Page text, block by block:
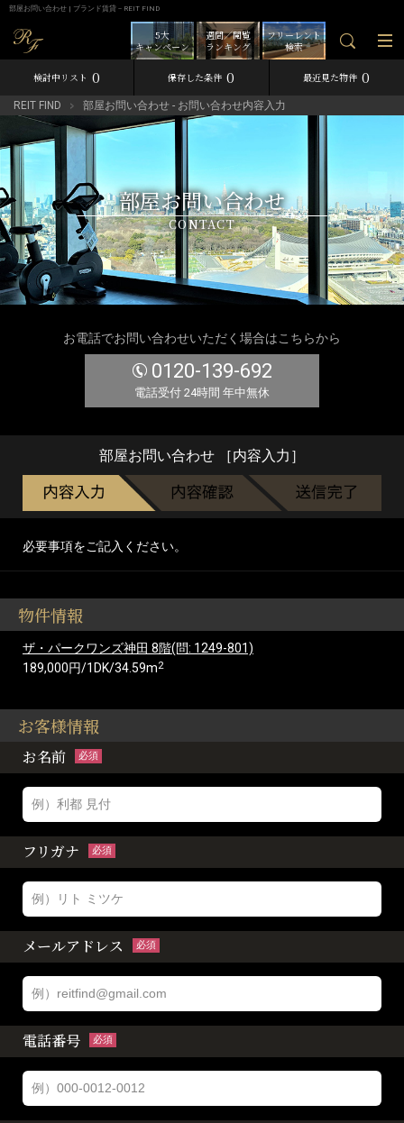
部屋お問い合わせ | ブランド賃貸－REIT FIND
フリーレント
検索
週間／閲覧
ランキング
5大
キャンペーン
検討中リスト 0 保存した条件 0 最近見た物件 0
REIT FIND 部屋お問い合わせ - お問い合わせ内容入力
部屋お問い合わせ
CONTACT
お電話でお問い合わせいただく場合はこちらから
0120-139-692
電話受付 24時間 年中無休
部屋お問い合わせ ［内容入力］
必要事項をご記入ください。
物件情報
ザ・パークワンズ神田 8階(問: 1249-801)
189,000円/1DK/34.59m2
お客様情報
お名前 必須
フリガナ 必須
メールアドレス 必須
電話番号 必須